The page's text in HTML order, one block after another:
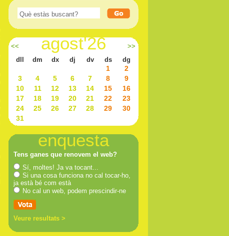
<< agost'26
>>
dll
dm dx dj dv ds dg
1
2
3
4 5 6 7 8
9
10
11 12 13 14 15
16
17
18 19 20 21 22
23
24
25 26 27 28 29
30
31
enquesta
Tens ganes que renovem el web?
Sí, moltes! Ja va tocant...
Si una cosa funciona no cal tocar-ho,
ja està bé com està
No cal un web, podem prescindir-ne
Veure resultats >